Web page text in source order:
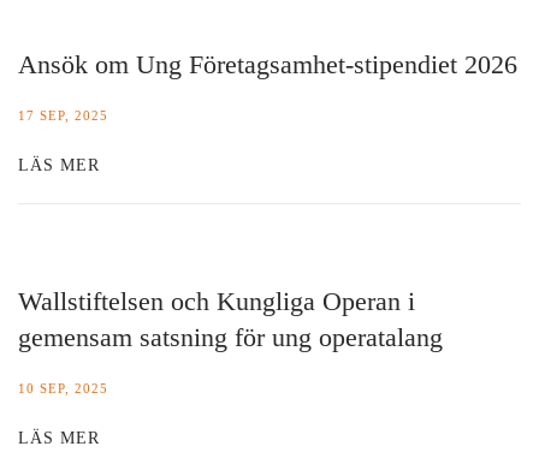
Ansök om Ung Företagsamhet-stipendiet 2026
17 SEP, 2025
LÄS MER
Wallstiftelsen och Kungliga Operan i
gemensam satsning för ung operatalang
10 SEP, 2025
LÄS MER